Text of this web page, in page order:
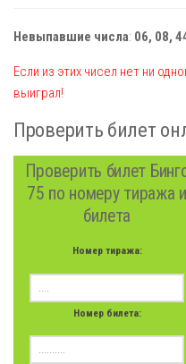
Невыпавшие числа: 06, 08,
Если из этих чисел нет ни
выиграл!
Проверить билет
Проверить билет
75 по номеру тиража и
билета
Номер тиража:
Номер билета: